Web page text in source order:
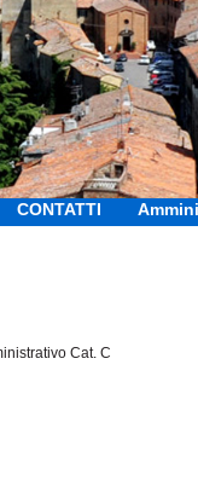
CONTATTI
Cat. C